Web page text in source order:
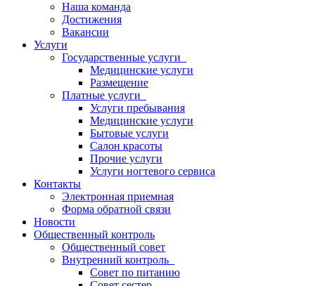
Наша команда
Достижения
Вакансии
Услуги
Государственные услуги
Медицинские услуги
Размещение
Платные услуги
Услуги пребывания
Медицинские услуги
Бытовые услуги
Салон красоты
Прочие услуги
Услуги ногтевого сервиса
Контакты
Электронная приемная
Форма обратной связи
Новости
Общественный контроль
Общественный совет
Внутренний контроль
Совет по питанию